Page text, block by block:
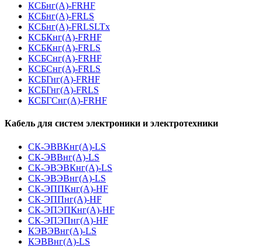
КСБнг(А)-FRHF
КСБнг(А)-FRLS
КСБнг(А)-FRLSLTx
КСБКнг(А)-FRHF
КСБКнг(А)-FRLS
КСБСнг(А)-FRHF
КСБСнг(А)-FRLS
КСБГнг(А)-FRHF
КСБГнг(А)-FRLS
КСБГСнг(А)-FRHF
Кабель для систем электроники и электротехники
СК-ЭВВКнг(А)-LS
СК-ЭВВнг(А)-LS
СК-ЭВЭВКнг(А)-LS
СК-ЭВЭВнг(А)-LS
СК-ЭППКнг(А)-HF
СК-ЭППнг(А)-HF
СК-ЭПЭПКнг(А)-HF
СК-ЭПЭПнг(А)-HF
КЭВЭВнг(А)-LS
КЭВВнг(А)-LS